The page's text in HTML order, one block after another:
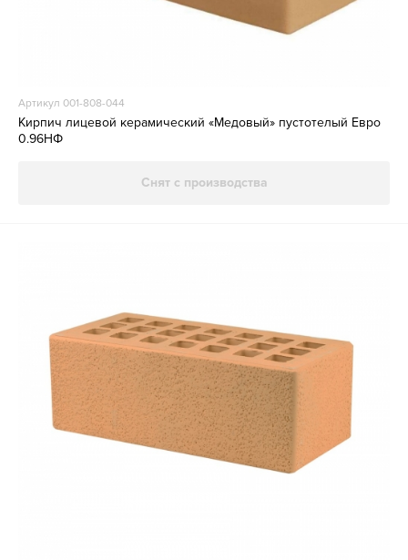
Артикул 001-808-044
Кирпич лицевой керамический «Медовый» пустотелый Евро
0.96НФ
Снят с производства